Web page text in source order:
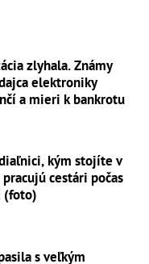
zlyhala. Známy
elektroniky
a mieri k bankrotu
kým stojíte v
cestári počas
(foto)
s veľkým